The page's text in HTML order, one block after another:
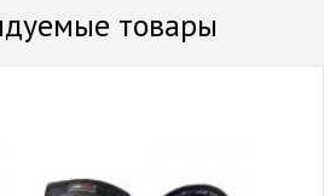
товары